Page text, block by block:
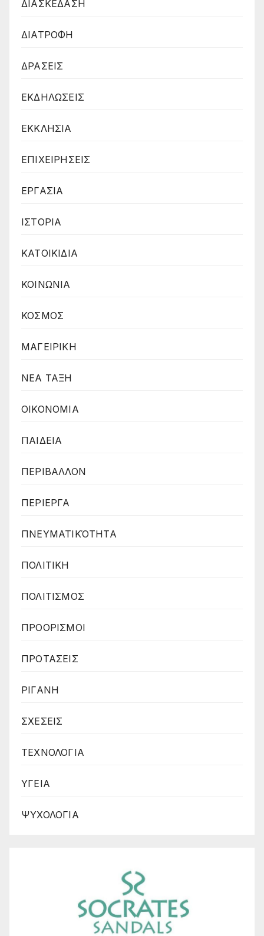
ΔΙΑΣΚΕΔΑΣΗ
ΔΙΑΤΡΟΦΗ
ΔΡΑΣΕΙΣ
ΕΚΔΗΛΩΣΕΙΣ
ΕΚΚΛΗΣΙΑ
ΕΠΙΧΕΙΡΗΣΕΙΣ
ΕΡΓΑΣΙΑ
ΙΣΤΟΡΙΑ
ΚΑΤΟΙΚΙΔΙΑ
ΚΟΙΝΩΝΙΑ
ΚΟΣΜΟΣ
ΜΑΓΕΙΡΙΚΗ
ΝΕΑ ΤΑΞΗ
ΟΙΚΟΝΟΜΙΑ
ΠΑΙΔΕΙΑ
ΠΕΡΙΒΑΛΛΟΝ
ΠΕΡΙΕΡΓΑ
ΠΝΕΥΜΑΤΙΚΌΤΗΤΑ
ΠΟΛΙΤΙΚΗ
ΠΟΛΙΤΙΣΜΟΣ
ΠΡΟΟΡΙΣΜΟΙ
ΠΡΟΤΑΣΕΙΣ
ΡΙΓΑΝΗ
ΣΧΕΣΕΙΣ
ΤΕΧΝΟΛΟΓΙΑ
ΥΓΕΙΑ
ΨΥΧΟΛΟΓΙΑ